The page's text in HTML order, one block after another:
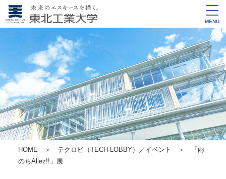
MENU
HOME ＞ テクロビ（TECH-LOBBY）／イベント
＞ 「雨
のちAllez!!」展